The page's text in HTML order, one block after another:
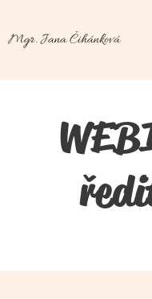
Mgr. Jana Čihánková